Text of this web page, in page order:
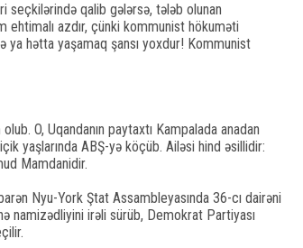
seçkilərində qalib gələrsə, tələb olunan
azdır, çünki kommunist hökuməti
ya hətta yaşamaq şansı yoxdur! Kommunist
O, Uqandanın paytaxtı Kampalada anadan
yaşlarında ABŞ-yə köçüb. Ailəsi hind əsillidir:
Mamdanidir.
Nyu-York Ştat Assambleyasında 36-cı dairəni
namizədliyini irəli sürüb, Demokrat Partiyası